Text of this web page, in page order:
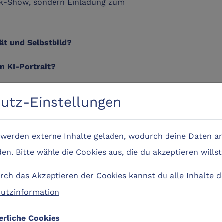
Einstellungen
externe Inhalte geladen, wodurch deine Daten
Bitte wähle die Cookies aus, die du akzeptieren
das Akzeptieren der Cookies kannst du alle Inhalte
Cookies
und Selbstbild?
KI-Portrait?
Spiegel?
ganz ohne Vorkenntnisse.